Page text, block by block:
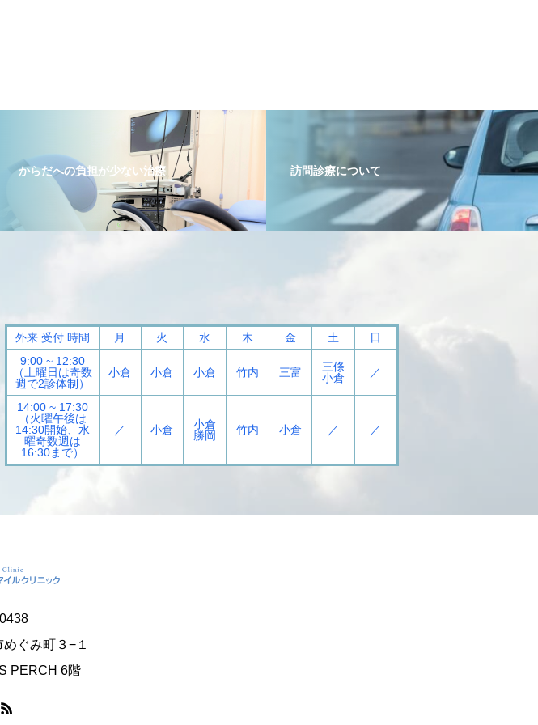
からだへの負担が少ない治療 訪問診療について
外来 受付 時間 月 火 水 木 金 土
日
9:00 ~ 12:30
（土曜日は奇数
週で2診体制）
小倉 小倉 小倉 竹内 三富
三條
小倉
／
14:00 ~ 17:30
（火曜午後は
14:30開始、水
曜奇数週は
16:30まで）
／ 小倉
小倉
勝岡
竹内 小倉 ／ ／
ぐみ町３−１
PERCH 6階